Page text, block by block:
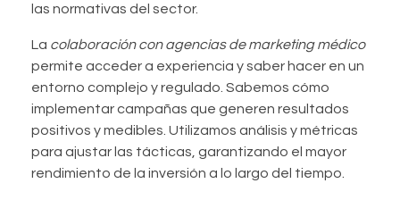
las normativas del sector.
La colaboración con agencias de marketing médico
permite acceder a experiencia y saber hacer en un
entorno complejo y regulado. Sabemos cómo
implementar campañas que generen resultados
positivos y medibles. Utilizamos análisis y métricas
para ajustar las tácticas, garantizando el mayor
rendimiento de la inversión a lo largo del tiempo.